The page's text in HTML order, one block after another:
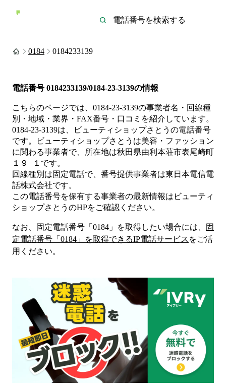
0184 0184233139
電話番号 0184233139/0184-23-3139の情報
こちらのページでは、 0184-23-3139の事業者名・回線種
別・地域・業界・FAX番号・口コミを紹介しています。
0184-23-3139は、 ビューティショップさとう の電話番号
です。
ビューティショップさとうは美容・ファッション
に関わる事業者で、所在地は秋田県由利本荘市表尾崎町
１９−１ です。
回線種別は固定電話で、番号提供事業者は東日本電信電
話株式会社です。
この電話番号を保有する事業者の最新情報は ビューティ
ショップさとう のHPをご確認ください。
なお、固定電話番号「 0184 」を取得したい場合には、
固
定電話番号「 0184 」を取得できるIP電話サービス をご活
用ください。